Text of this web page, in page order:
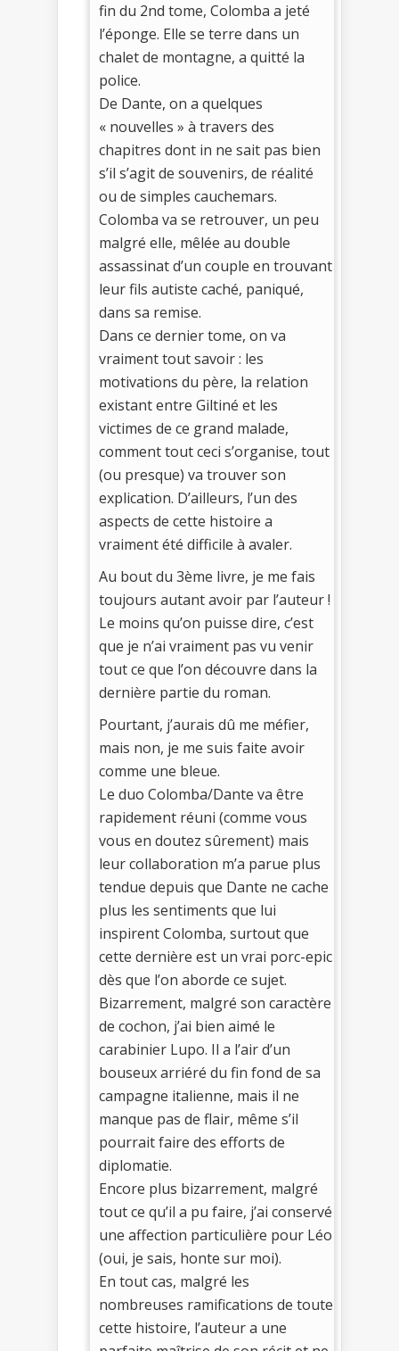
fin du 2nd tome, Colomba a jeté
l’éponge. Elle se terre dans un
chalet de montagne, a quitté la
police.
De Dante, on a quelques
« nouvelles » à travers des
chapitres dont in ne sait pas bien
s’il s’agit de souvenirs, de réalité
ou de simples cauchemars.
Colomba va se retrouver, un peu
malgré elle, mêlée au double
assassinat d’un couple en trouvant
leur fils autiste caché, paniqué,
dans sa remise.
Dans ce dernier tome, on va
vraiment tout savoir : les
motivations du père, la relation
existant entre Giltiné et les
victimes de ce grand malade,
comment tout ceci s’organise, tout
(ou presque) va trouver son
explication. D’ailleurs, l’un des
aspects de cette histoire a
vraiment été difficile à avaler.
Au bout du 3ème livre, je me fais
toujours autant avoir par l’auteur !
Le moins qu’on puisse dire, c’est
que je n’ai vraiment pas vu venir
tout ce que l’on découvre dans la
dernière partie du roman.
Pourtant, j’aurais dû me méfier,
mais non, je me suis faite avoir
comme une bleue.
Le duo Colomba/Dante va être
rapidement réuni (comme vous
vous en doutez sûrement) mais
leur collaboration m’a parue plus
tendue depuis que Dante ne cache
plus les sentiments que lui
inspirent Colomba, surtout que
cette dernière est un vrai porc-epic
dès que l’on aborde ce sujet.
Bizarrement, malgré son caractère
de cochon, j’ai bien aimé le
carabinier Lupo. Il a l’air d’un
bouseux arriéré du fin fond de sa
campagne italienne, mais il ne
manque pas de flair, même s’il
pourrait faire des efforts de
diplomatie.
Encore plus bizarrement, malgré
tout ce qu’il a pu faire, j’ai conservé
une affection particulière pour Léo
(oui, je sais, honte sur moi).
En tout cas, malgré les
nombreuses ramifications de toute
cette histoire, l’auteur a une